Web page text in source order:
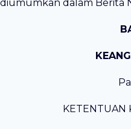
diumumkan dalam Berita
KETENTUAN